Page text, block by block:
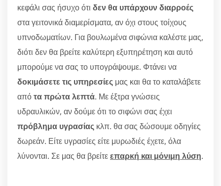
κεφάλι σας ήσυχο ότι δεν θα υπάρχουν διαρροές
στα γειτονικά διαμερίσματα, αν όχι στους τοίχους
υπνοδωματίων. Για βουλωμένα σιφώνια καλέστε μας,
διότι δεν θα βρείτε καλύτερη εξυπηρέτηση και αυτό
μπορούμε να σας το υπογράψουμε. Φτάνει να
δοκιμάσετε τις υπηρεσίες μας και θα το καταλάβετε
απότα πρώτα λεπτά. Με έξτρα γνώσεις
υδραυλικών, αν δούμε ότι το σιφώνι σας έχει
πρόβλημα υγρασίας κλπ. θα σας δώσουμε οδηγίες
δωρεάν. Είτε υγρασίες είτε μυρωδιές έχετε, όλα
λύνονται. Σε μας θα βρείτεεπαρκή και μόνιμη λύση.